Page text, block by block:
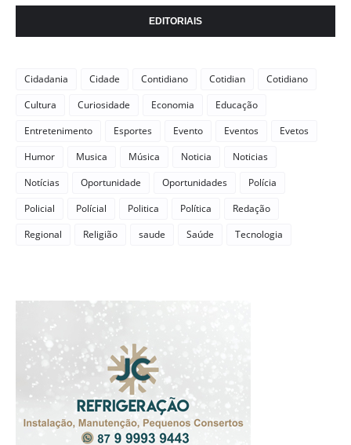
EDITORIAIS
Cidadania Cidade Contidiano Cotidian
Cotidiano
Cultura
Curiosidade Economia
Educação
Entretenimento
Esportes Evento Eventos
Evetos
Humor
Musica Música Noticia
Noticias
Notícias
Oportunidade Oportunidades
Polícia
Policial
Polícial Politica Política
Redação
Regional
Religião saude Saúde Tecnologia